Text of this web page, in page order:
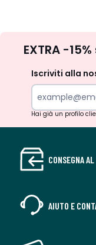
EXTRA -
Iscriviti alla
Hai già un profilo
CONSEGNA
AIUTO E